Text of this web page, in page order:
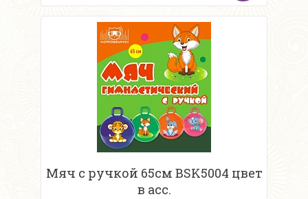
Мяч с ручкой 65см BSK5004 цвет
в асс.